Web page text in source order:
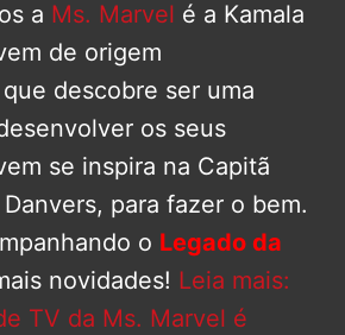
a Ms. Marvel é a Kamala
de origem
descobre ser uma
os seus
se inspira na Capitã
para fazer o bem.
o Legado da
novidades! Leia mais:
TV da Ms. Marvel é